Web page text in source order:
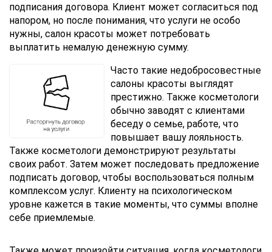
подписания договора. Клиент может согласиться под
напором, но после понимания, что услуги не особо
нужны, салон красоты может потребовать
выплатить немалую денежную сумму.
Часто такие недобросовестные
салоны красоты выглядят
престижно. Также косметологи
обычно заводят с клиентами
беседу о семье, работе, что
повышает вашу лояльность.
Также косметологи демонстрируют результаты
своих работ. Затем может последовать предложение
подписать договор, чтобы воспользоваться полным
комплексом услуг. Клиенту на психологическом
уровне кажется в такие моменты, что суммы вполне
себе приемлемые.